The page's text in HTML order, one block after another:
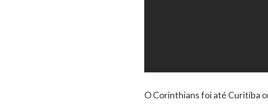
O Corinthians foi até Curitiba